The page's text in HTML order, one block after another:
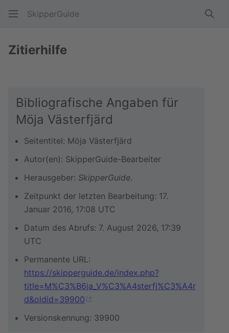
SkipperGuide
Zitierhilfe
Bibliografische Angaben für
Möja Västerfjärd
Seitentitel: Möja Västerfjärd
Autor(en): SkipperGuide-Bearbeiter
Herausgeber: SkipperGuide.
Zeitpunkt der letzten Bearbeitung: 17.
Januar 2016, 17:08 UTC
Datum des Abrufs: 7. August 2026, 17:39
UTC
Permanente URL:
https://skipperguide.de/index.php?
title=M%C3%B6ja_V%C3%A4sterfj%C3%A4r
d&oldid=39900
Versionskennung: 39900